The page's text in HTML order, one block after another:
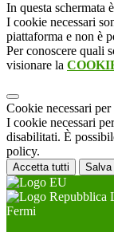
In questa schermata
I cookie necessari
piattaforma e non è
Per conoscere quali
visionare la
Cookie necessari
I cookie necessari
disabilitati. È
policy.
Accetta tutti Salva
Fermi